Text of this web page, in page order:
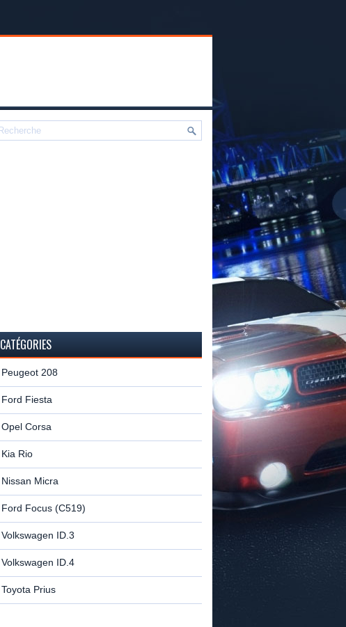
CATÉGORIES
Peugeot 208
Ford Fiesta
Opel Corsa
Kia Rio
Nissan Micra
Ford Focus (C519)
Volkswagen ID.3
Volkswagen ID.4
Toyota Prius